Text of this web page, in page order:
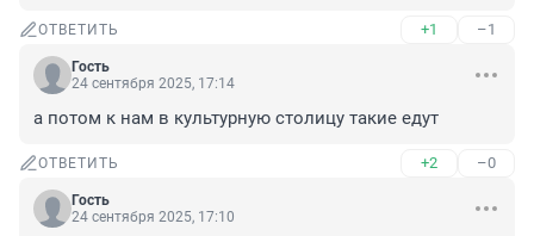
ОТВЕТИТЬ +1 –1
Гость
24 сентября 2025, 17:14
а потом к нам в культурную столицу такие едут
ОТВЕТИТЬ +2 –0
Гость
24 сентября 2025, 17:10